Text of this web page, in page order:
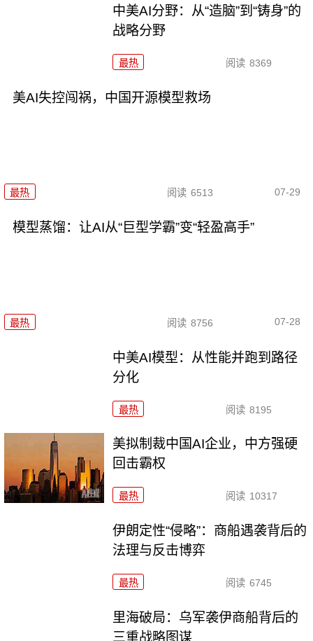
中美AI分野：从“造脑”到“铸身”的
战略分野
最热 阅读 8369
美AI失控闯祸，中国开源模型救场
最热 阅读 6513 07-29
模型蒸馏：让AI从“巨型学霸”变“轻盈高手”
最热 阅读 8756 07-28
中美AI模型：从性能并跑到路径
分化
最热 阅读 8195
美拟制裁中国AI企业，中方强硬
回击霸权
最热 阅读 10317
伊朗定性“侵略”：商船遇袭背后的
法理与反击博弈
最热 阅读 6745
里海破局：乌军袭伊商船背后的
三重战略图谋